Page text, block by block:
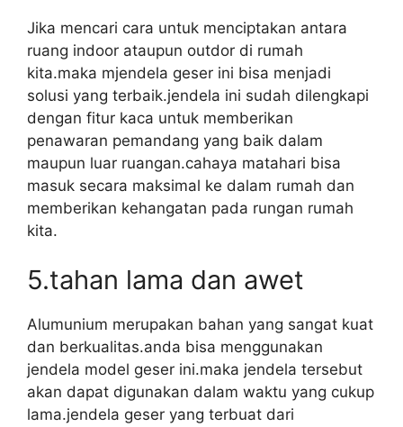
Jika mencari cara untuk menciptakan antara
ruang indoor ataupun outdor di rumah
kita.maka mjendela geser ini bisa menjadi
solusi yang terbaik.jendela ini sudah dilengkapi
dengan fitur kaca untuk memberikan
penawaran pemandang yang baik dalam
maupun luar ruangan.cahaya matahari bisa
masuk secara maksimal ke dalam rumah dan
memberikan kehangatan pada rungan rumah
kita.
5.tahan lama dan awet
Alumunium merupakan bahan yang sangat kuat
dan berkualitas.anda bisa menggunakan
jendela model geser ini.maka jendela tersebut
akan dapat digunakan dalam waktu yang cukup
lama.jendela geser yang terbuat dari